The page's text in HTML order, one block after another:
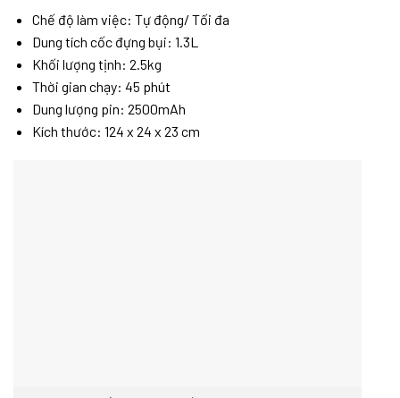
Chế độ làm việc: Tự động/ Tối đa
Dung tích cốc đựng bụi: 1.3L
Khối lượng tịnh: 2.5kg
Thời gian chạy: 45 phút
Dung lượng pin: 2500mAh
Kích thước: 124 x 24 x 23 cm